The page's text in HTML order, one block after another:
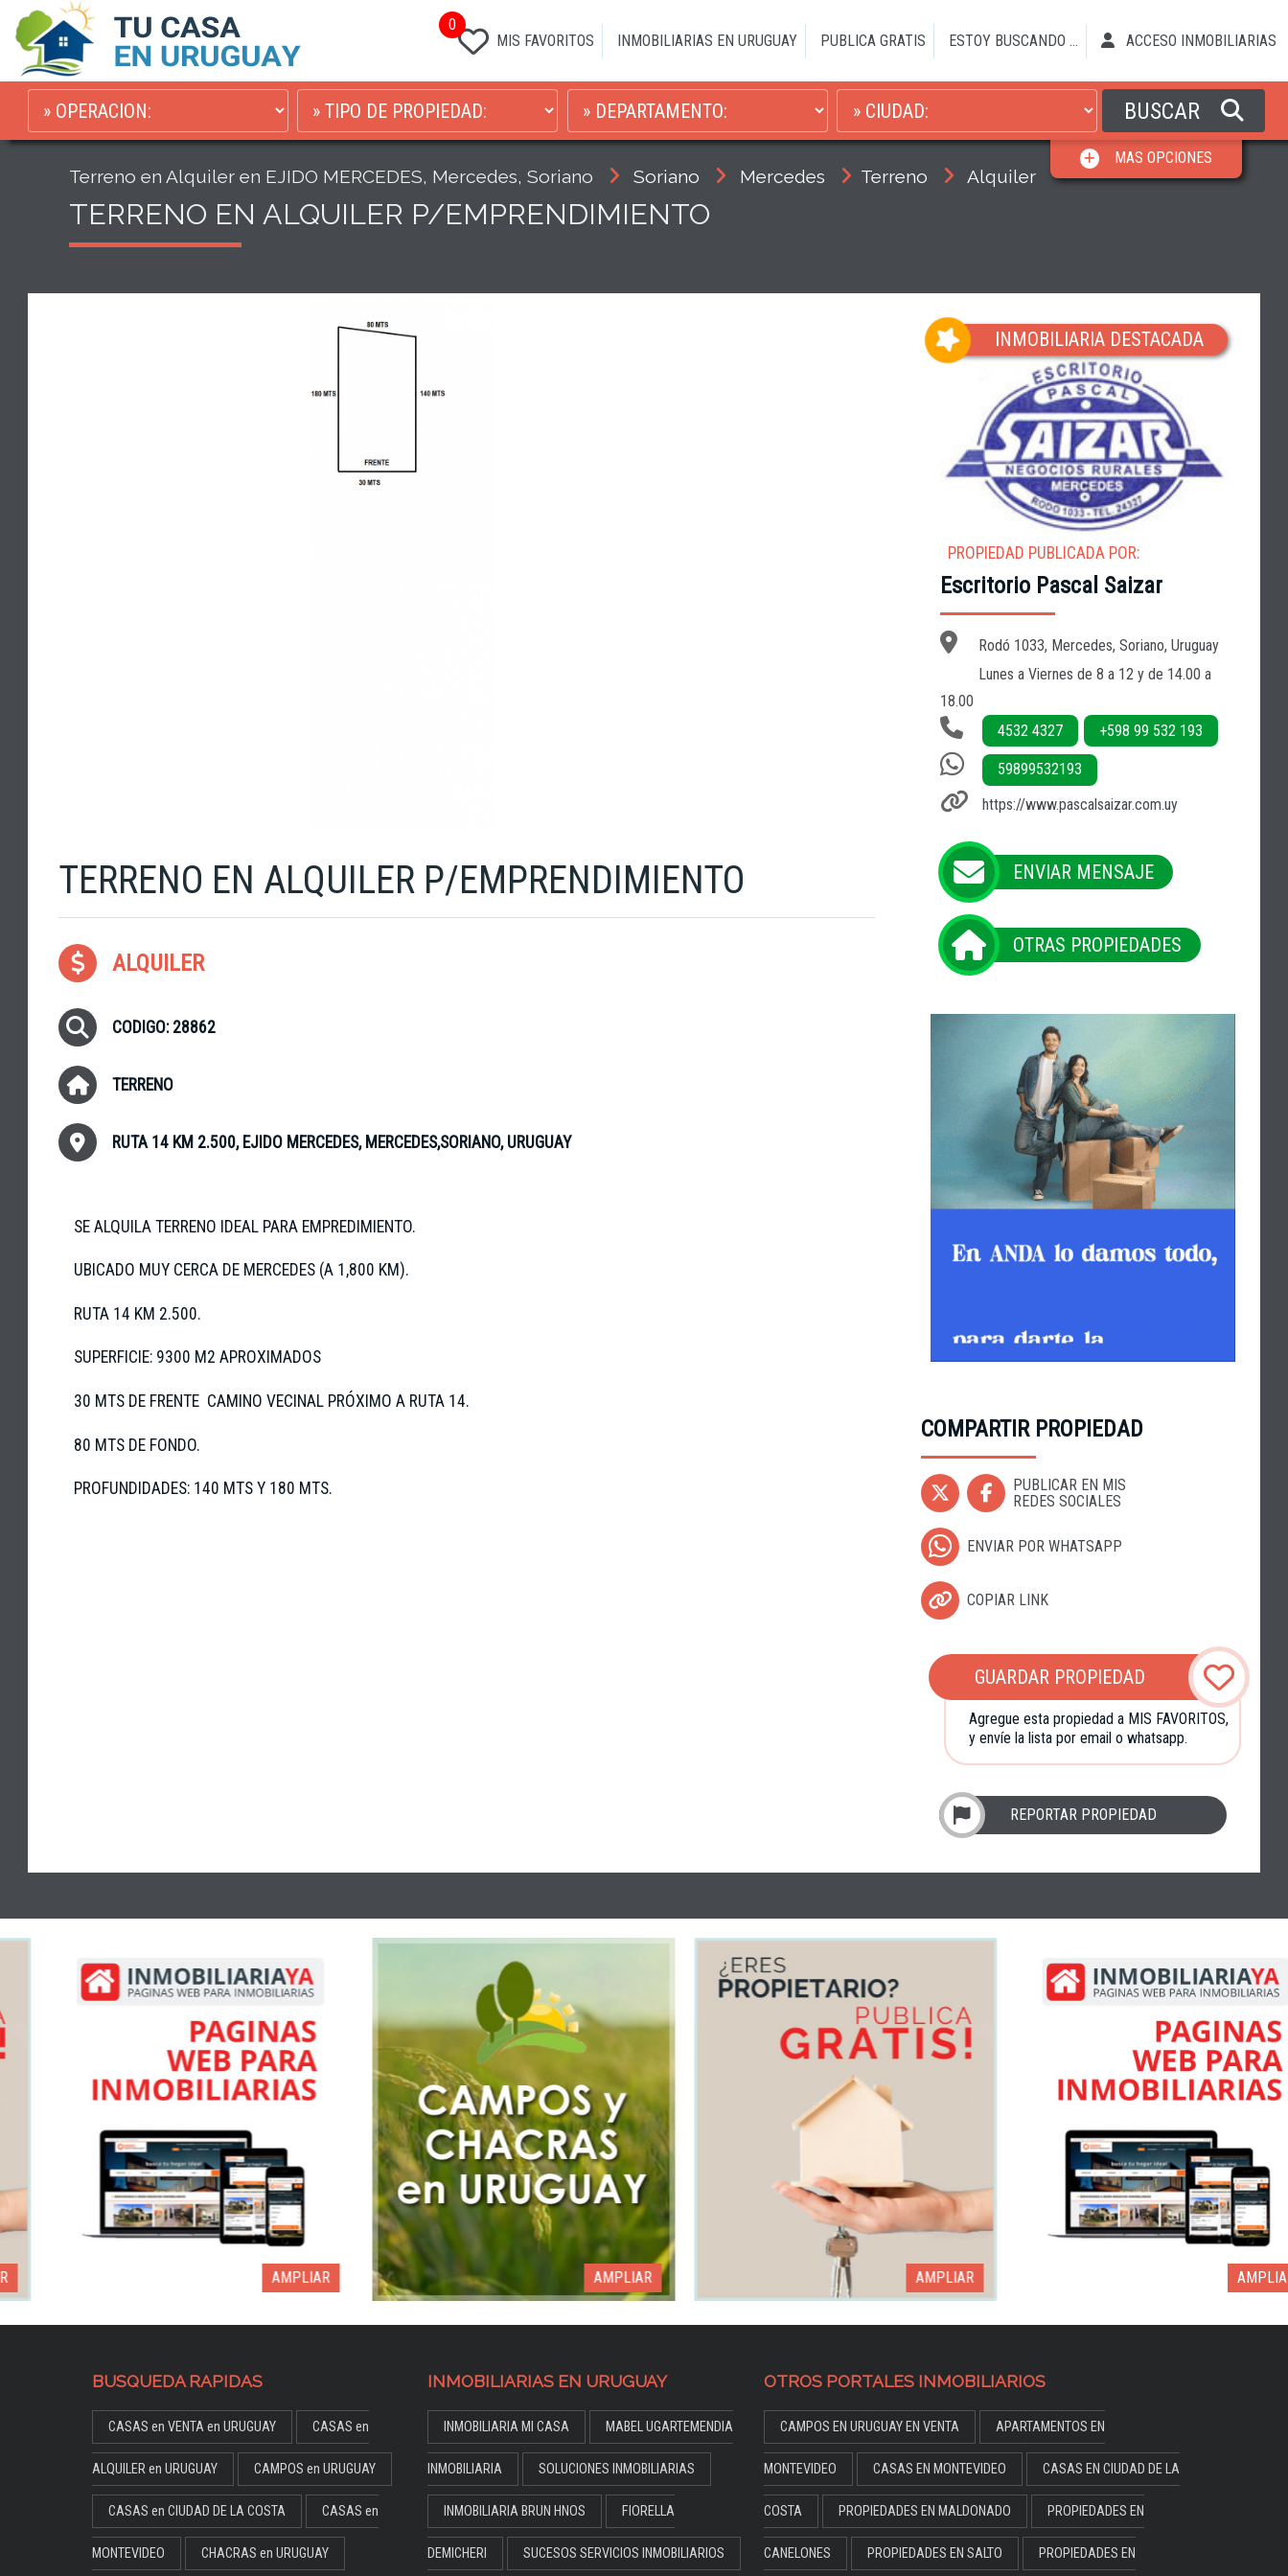
0
MIS FAVORITOS
INMOBILIARIAS EN URUGUAY PUBLICA GRATIS ESTOY BUSCANDO ... ACCESO INMOBILIARIAS
BUSCAR
MAS OPCIONES
Terreno en Alquiler en EJIDO MERCEDES, Mercedes, Soriano Soriano Mercedes Terreno Alquiler
TERRENO EN ALQUILER P/EMPRENDIMIENTO
TERRENO EN ALQUILER P/EMPRENDIMIENTO
ALQUILER
CODIGO: 28862
TERRENO
RUTA 14 KM 2.500, EJIDO MERCEDES, MERCEDES,SORIANO, URUGUAY
SE ALQUILA TERRENO IDEAL PARA EMPREDIMIENTO.
UBICADO MUY CERCA DE MERCEDES (A 1,800 KM).
RUTA 14 KM 2.500.
SUPERFICIE: 9300 M2 APROXIMADOS
30 MTS DE FRENTE CAMINO VECINAL PRÓXIMO A RUTA 14.
80 MTS DE FONDO.
PROFUNDIDADES: 140 MTS Y 180 MTS.
INMOBILIARIA DESTACADA
PROPIEDAD PUBLICADA POR:
Escritorio Pascal Saizar
Rodó 1033, Mercedes, Soriano, Uruguay
Lunes a Viernes de 8 a 12 y de 14.00 a
18.00
4532 4327
+598 99 532 193
59899532193
https://www.pascalsaizar.com.uy
ENVIAR MENSAJE
OTRAS PROPIEDADES
COMPARTIR PROPIEDAD
PUBLICAR EN MIS
REDES SOCIALES
ENVIAR POR WHATSAPP
COPIAR LINK
GUARDAR PROPIEDAD
Agregue esta propiedad a MIS FAVORITOS,
y envíe la lista por email o whatsapp.
REPORTAR PROPIEDAD
AMPLIAR AMPLIAR AMPLIAR AMPLIAR
BUSQUEDA RAPIDAS
CASAS en VENTA en URUGUAY CASAS en
ALQUILER en URUGUAY CAMPOS en URUGUAY
CASAS en CIUDAD DE LA COSTA CASAS en
MONTEVIDEO CHACRAS en URUGUAY
INMOBILIARIAS EN URUGUAY
INMOBILIARIA MI CASA MABEL UGARTEMENDIA
INMOBILIARIA SOLUCIONES INMOBILIARIAS
INMOBILIARIA BRUN HNOS FIORELLA
DEMICHERI SUCESOS SERVICIOS INMOBILIARIOS
OTROS PORTALES INMOBILIARIOS
CAMPOS EN URUGUAY EN VENTA APARTAMENTOS EN
MONTEVIDEO CASAS EN MONTEVIDEO CASAS EN CIUDAD DE LA
COSTA PROPIEDADES EN MALDONADO PROPIEDADES EN
CANELONES PROPIEDADES EN SALTO PROPIEDADES EN